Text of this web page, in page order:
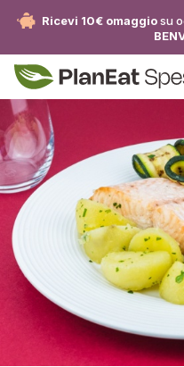
Ricevi 10€ omaggiosu